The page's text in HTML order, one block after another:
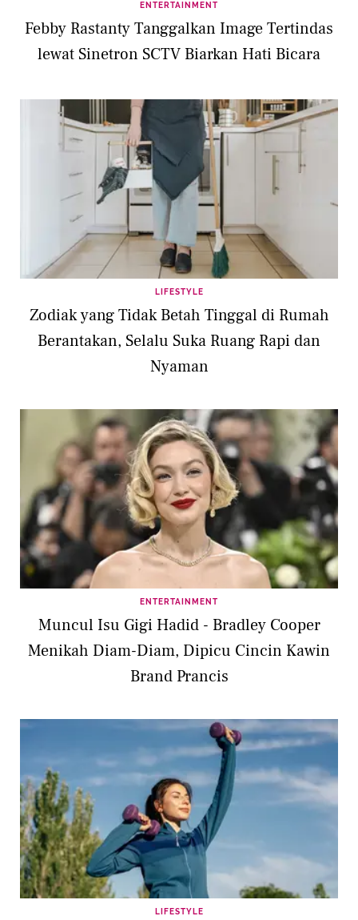
ENTERTAINMENT
Febby Rastanty Tanggalkan Image Tertindas
lewat Sinetron SCTV Biarkan Hati Bicara
LIFESTYLE
Zodiak yang Tidak Betah Tinggal di Rumah
Berantakan, Selalu Suka Ruang Rapi dan
Nyaman
ENTERTAINMENT
Muncul Isu Gigi Hadid - Bradley Cooper
Menikah Diam-Diam, Dipicu Cincin Kawin
Brand Prancis
LIFESTYLE